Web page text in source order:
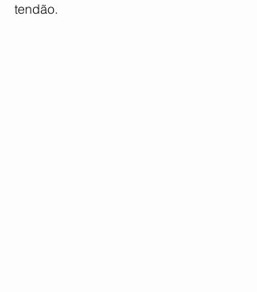
tendão.